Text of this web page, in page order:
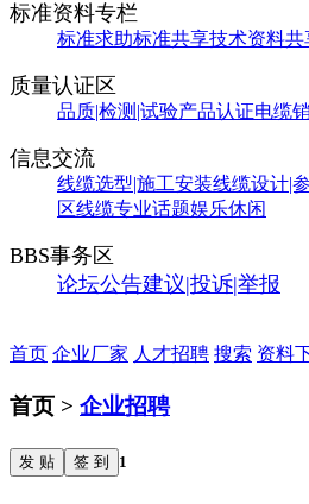
标准资料专栏
标准求助标准共享技术资料共
质量认证区
品质|检测|试验产品认证电缆
信息交流
线缆选型|施工安装线缆设计|
区线缆专业话题娱乐休闲
BBS事务区
论坛公告建议|投诉|举报
首页 企业厂家 人才招聘 搜索 资料
首页 > 企业招聘
发 贴 签 到 1